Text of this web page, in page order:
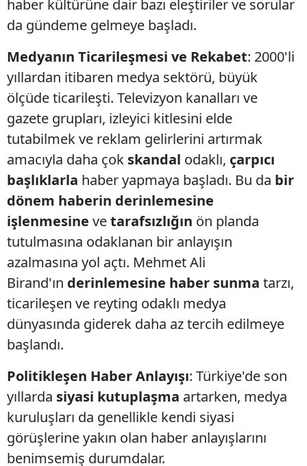
haber kültürüne dair bazı eleştiriler ve sorular
da gündeme gelmeye başladı.
Medyanın Ticarileşmesi ve Rekabet: 2000'li
yıllardan itibaren medya sektörü, büyük
ölçüde ticarileşti. Televizyon kanalları ve
gazete grupları, izleyici kitlesini elde
tutabilmek ve reklam gelirlerini artırmak
amacıyla daha çok skandal odaklı, çarpıcı
başlıklarla haber yapmaya başladı. Bu da bir
dönem haberin derinlemesine
işlenmesine vetarafsızlığın ön planda
tutulmasına odaklanan bir anlayışın
azalmasına yol açtı. Mehmet Ali
Birand'ın derinlemesine haber sunma tarzı,
ticarileşen ve reyting odaklı medya
dünyasında giderek daha az tercih edilmeye
başlandı.
Politikleşen Haber Anlayışı: Türkiye'de son
yıllarda siyasi kutuplaşma artarken, medya
kuruluşları da genellikle kendi siyasi
görüşlerine yakın olan haber anlayışlarını
benimsemiş durumdalar.